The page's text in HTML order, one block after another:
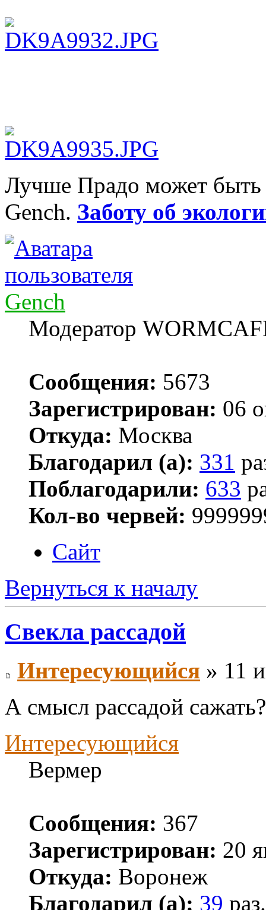
Лучше Прадо может
Gench. Заботу об
Gench
Модератор
Сообщения: 5673
Зарегистрирован: 06
Откуда: Москва
Благодарил (а): 331
Поблагодарили: 633
Кол-во червей:
Сайт
Вернуться к началу
Свекла рассадой
Интересующийся » 11
А смысл рассадой
Интересующийся
Вермер
Сообщения: 367
Зарегистрирован: 20
Откуда: Воронеж
Благодарил (а): 39 раз.